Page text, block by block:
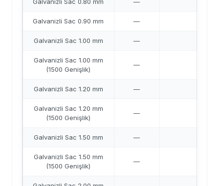
Galvanizli Sac 0.80 mm —
Galvanizli Sac 0.90 mm —
Galvanizli Sac 1.00 mm —
Galvanizli Sac 1.00 mm
(1500 Genişlik)
—
Galvanizli Sac 1.20 mm —
Galvanizli Sac 1.20 mm
(1500 Genişlik)
—
Galvanizli Sac 1.50 mm —
Galvanizli Sac 1.50 mm
(1500 Genişlik)
—